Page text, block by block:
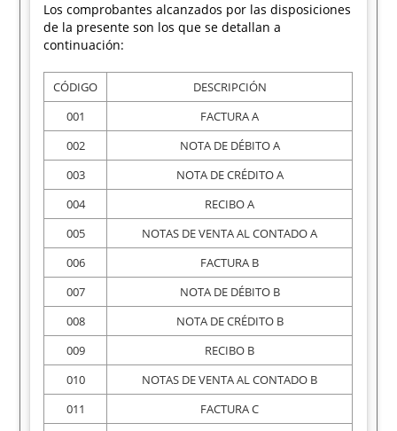
Los comprobantes alcanzados por las disposiciones
de la presente son los que se detallan a
continuación:
CÓDIGO
DESCRIPCIÓN
001
FACTURA A
002
NOTA DE DÉBITO A
003
NOTA DE CRÉDITO A
004
RECIBO A
005
NOTAS DE VENTA AL CONTADO A
006
FACTURA B
007
NOTA DE DÉBITO B
008
NOTA DE CRÉDITO B
009
RECIBO B
010
NOTAS DE VENTA AL CONTADO B
011
FACTURA C